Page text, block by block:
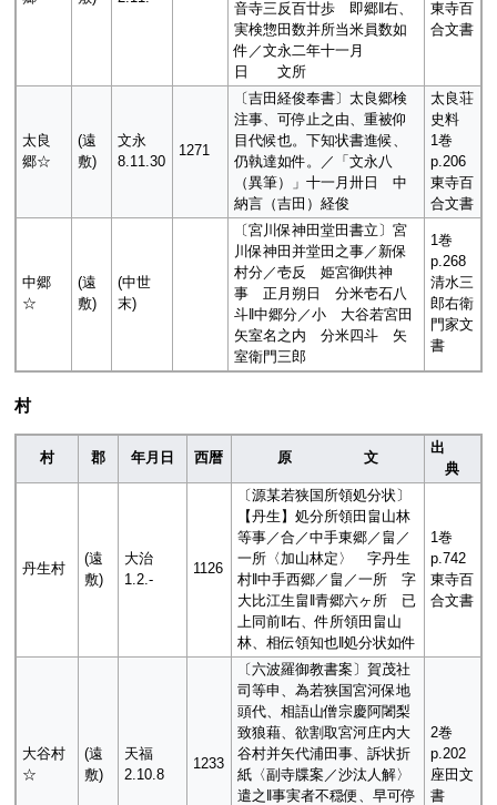
音寺三反百廿歩 即郷‖右、
実検惣田数并所当米員数如
件／文永二年十一月
日 文所
東寺百
合文書
太良
郷☆
(遠
敷)
文永
8.11.30
1271
〔吉田経俊奉書〕太良郷検
注事、可停止之由、重被仰
目代候也。下知状書進候、
仍執達如件。／「文永八
（異筆）」十一月卅日 中
納言（吉田）経俊
太良荘
史料
1巻
p.206
東寺百
合文書
中郷
☆
(遠
敷)
(中世
末)
〔宮川保神田堂田書立〕宮
川保神田并堂田之事／新保
村分／壱反 姫宮御供神
事 正月朔日 分米壱石八
斗‖中郷分／小 大谷若宮田
矢室名之内 分米四斗 矢
室衛門三郎
1巻
p.268
清水三
郎右衛
門家文
書
村
村 郡 年月日 西暦 原 文
出
典
丹生村
(遠
敷)
大治
1.2.-
1126
〔源某若狭国所領処分状〕
【丹生】処分所領田畠山林
等事／合／中手東郷／畠／
一所〈加山林定〉 字丹生
村‖中手西郷／畠／一所 字
大比江生畠‖青郷六ヶ所 已
上同前‖右、件所領田畠山
林、相伝領知也‖処分状如件
1巻
p.742
東寺百
合文書
大谷村
☆
(遠
敷)
天福
2.10.8
1233
〔六波羅御教書案〕賀茂社
司等申、為若狭国宮河保地
頭代、相語山僧宗慶阿闍梨
致狼藉、欲割取宮河庄内大
谷村并矢代浦田事、訴状折
紙〈副寺牒案／沙汰人解〉
遣之‖事実者不穏便、早可停
2巻
p.202
座田文
書